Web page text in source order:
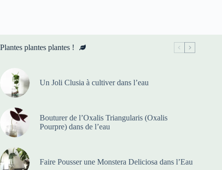
Plantes plantes plantes !
Un Joli Clusia à cultiver dans l’eau
Bouturer de l’Oxalis Triangularis (Oxalis
Pourpre) dans de l’eau
Faire Pousser une Monstera Deliciosa dans l’Eau